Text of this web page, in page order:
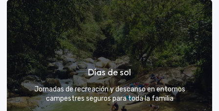
Rutas grupales clásicas
Únete a la manada y descubre nuevos senderos
VER MÁS
Días de sol
Jornadas de recreación y descanso en entornos
campestres seguros para toda la familia